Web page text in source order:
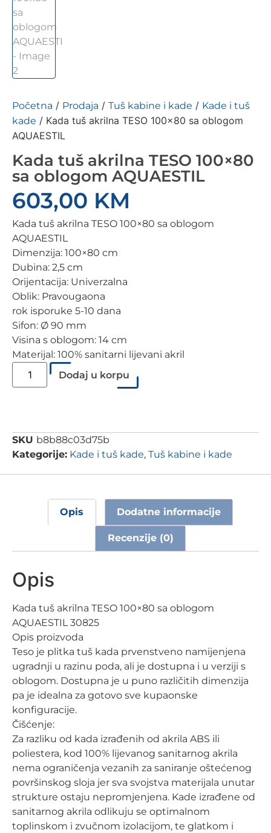
Početna / Prodaja / Tuš kabine i kade / Kade i tuš
kade / Kada tuš akrilna TESO 100×80 sa oblogom
AQUAESTIL
Kada tuš akrilna TESO 100×80
sa oblogom AQUAESTIL
603,00 KM
Kada tuš akrilna TESO 100×80 sa oblogom
AQUAESTIL
Dimenzija: 100×80 cm
Dubina: 2,5 cm
Orijentacija: Univerzalna
Oblik: Pravougaona
rok isporuke 5-10 dana
Sifon: Ø 90 mm
Visina s oblogom: 14 cm
Materijal: 100% sanitarni lijevani akril
Dodaj u korpu
SKU b8b88c03d75b
Kategorije: Kade i tuš kade, Tuš kabine i kade
Opis Dodatne informacije
Recenzije (0)
Opis
Kada tuš akrilna TESO 100×80 sa oblogom
AQUAESTIL 30825
Opis proizvoda
Teso je plitka tuš kada prvenstveno namijenjena
ugradnji u razinu poda, ali je dostupna i u verziji s
oblogom. Dostupna je u puno različitih dimenzija
pa je idealna za gotovo sve kupaonske
konfiguracije.
Čišćenje:
Za razliku od kada izrađenih od akrila ABS ili
poliestera, kod 100% lijevanog sanitarnog akrila
nema ograničenja vezanih za saniranje oštećenog
površinskog sloja jer sva svojstva materijala unutar
strukture ostaju nepromjenjena. Kade izrađene od
sanitarnog akrila odlikuju se optimalnom
toplinskom i zvučnom izolacijom, te glatkom i